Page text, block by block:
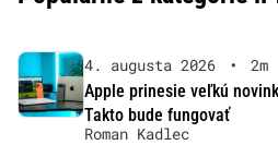
4. augusta 2026 •
2m
Apple prinesie veľkú
Takto bude fungovať
Roman Kadlec